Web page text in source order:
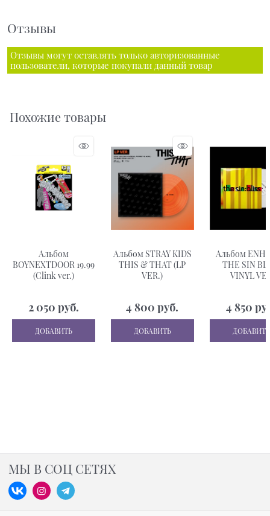
Отзывы
Отзывы могут оставлять только авторизованные
пользователи, которые покупали данный товар
Похожие товары
Альбом
BOYNEXTDOOR 19.99
(Clink ver.)
2 050 руб.
ДОБАВИТЬ
Альбом STRAY KIDS
THIS & THAT (LP
VER.)
4 800 руб.
ДОБАВИТЬ
Альбом
THE SIN
VINYL
4 850
ДОБАВИТЬ
МЫ В СОЦ СЕТЯХ